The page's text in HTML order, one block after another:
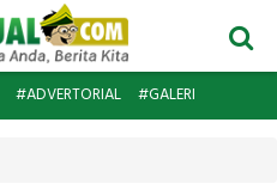
#ADVERTORIAL #GALERI